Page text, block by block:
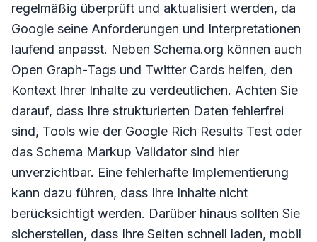
regelmäßig überprüft und aktualisiert werden, da
Google seine Anforderungen und Interpretationen
laufend anpasst. Neben Schema.org können auch
Open Graph-Tags und Twitter Cards helfen, den
Kontext Ihrer Inhalte zu verdeutlichen. Achten Sie
darauf, dass Ihre strukturierten Daten fehlerfrei
sind, Tools wie der Google Rich Results Test oder
das Schema Markup Validator sind hier
unverzichtbar. Eine fehlerhafte Implementierung
kann dazu führen, dass Ihre Inhalte nicht
berücksichtigt werden. Darüber hinaus sollten Sie
sicherstellen, dass Ihre Seiten schnell laden, mobil